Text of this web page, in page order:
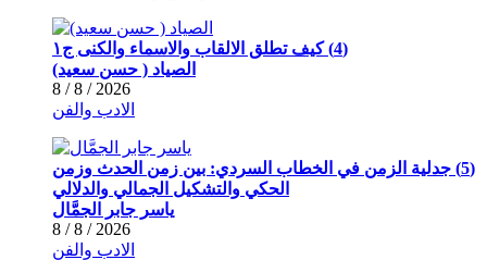
(4) كيف تطلق الالقاب والاسماء والكنى ج١
الصياد ‏( حسن سعيد‏)
2026 / 8 / 8
الادب والفن
(5) جدلية الزمن في الخطاب السردي: بين زمن الحدث وزمن
الحكي والتشكيل الجمالي والدلالي
ياسر جابر الجمَّال
2026 / 8 / 8
الادب والفن